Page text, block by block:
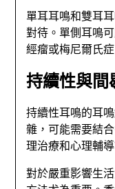
單耳耳鳴和雙耳
對待。單側耳鳴
經瘤或梅尼爾氏症
持續性與間
持續性耳鳴的耳
雜，可能需要結
理治療和心理輔導
對於嚴重影響生